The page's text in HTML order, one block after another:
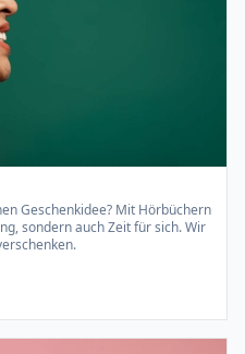
Geschenkidee? Mit Hörbüchern
sondern auch Zeit für sich. Wir